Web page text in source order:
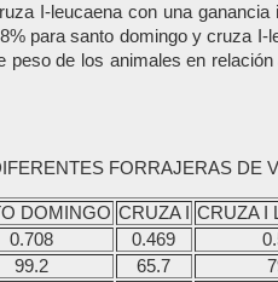
I-leucaena con una
para santo domingo y cruza
de los animales en
FORRAJERAS DE
DOMINGO CRUZA I
CRUZA I
0.708 0.469
99.2 65.7